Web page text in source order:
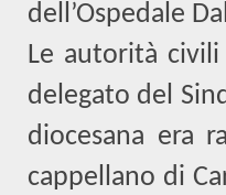
dell’Ospedale
Le autorità civili
delegato del
diocesana era
cappellano di